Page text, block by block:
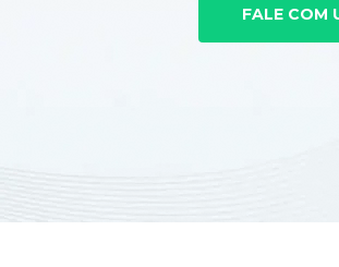
FALE COM